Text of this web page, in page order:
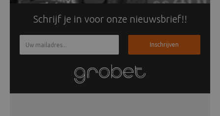
Schrijf je in voor onze nieuwsbrief!!
Inschrijven